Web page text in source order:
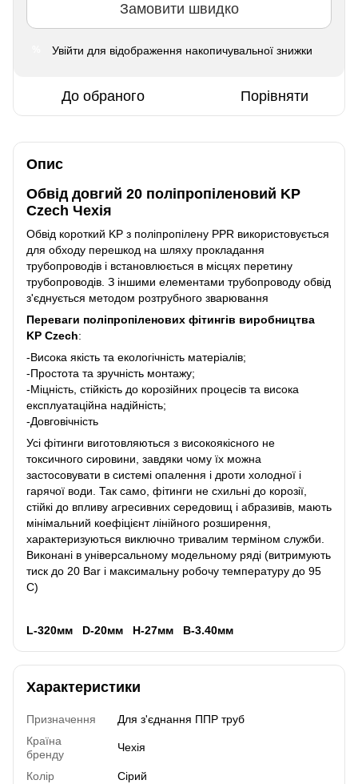
Замовити швидко
Увійти для відображення накопичувальної знижки
До обраного Порівняти
Опис
Обвід довгий 20 поліпропіленовий KP
Czech Чехія
Обвід короткий KP з поліпропілену PPR використовується
для обходу перешкод на шляху прокладання
трубопроводів і встановлюється в місцях перетину
трубопроводів. З іншими елементами трубопроводу обвід
з'єднується методом розтрубного зварювання
Переваги поліпропіленових фітингів виробництва
KP Czech:
-Висока якість та екологічність матеріалів;
-Простота та зручність монтажу;
-Міцність, стійкість до корозійних процесів та висока
експлуатаційна надійність;
-Довговічність
Усі фітинги виготовляються з високоякісного не
токсичного сировини, завдяки чому їх можна
застосовувати в системі опалення і дроти холодної і
гарячої води. Так само, фітинги не схильні до корозії,
стійкі до впливу агресивних середовищ і абразивів, мають
мінімальний коефіцієнт лінійного розширення,
характеризуються виключно тривалим терміном служби.
Виконані в універсальному модельному ряді (витримують
тиск до 20 Bar і максимальну робочу температуру до 95
С)
L-320мм D-20мм H-27мм B-3.40мм
Характеристики
Призначення
Для з'єднання ППР труб
Країна
бренду
Чехія
Колір
Сірий